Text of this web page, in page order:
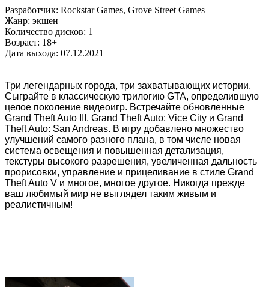
Разработчик: Rockstar Games, Grove Street Games
Жанр: экшен
Количество дисков: 1
Возраст: 18+
Дата выхода: 07.12.2021
Три легендарных города, три захватывающих истории.
Сыграйте в классическую трилогию GTA, определившую
целое поколение видеоигр. Встречайте обновленные
Grand Theft Auto III, Grand Theft Auto: Vice City и Grand
Theft Auto: San Andreas. В игру добавлено множество
улучшений самого разного плана, в том числе новая
система освещения и повышенная детализация,
текстуры высокого разрешения, увеличенная дальность
прорисовки, управление и прицеливание в стиле Grand
Theft Auto V и многое, многое другое. Никогда прежде
ваш любимый мир не выглядел таким живым и
реалистичным!